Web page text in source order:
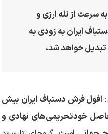
سرعت از تله ارزی و
ایران به زودی به
خواهد شد،
افول فرش دستباف ایران بیش
حاصل خودتحریمی‌های نهادی و